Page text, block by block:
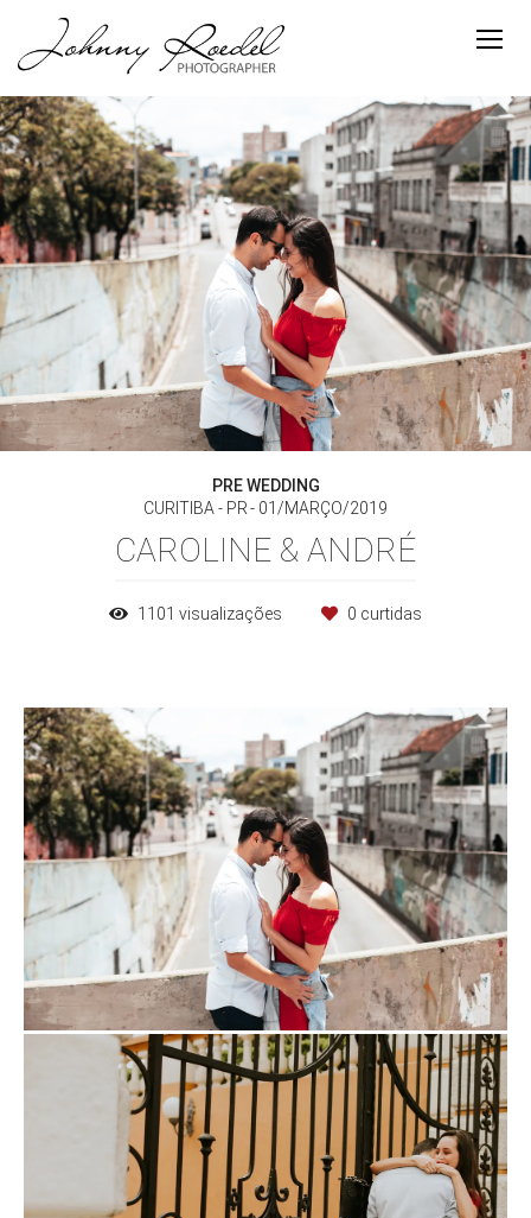
PRE WEDDING
CURITIBA - PR
01/MARÇO/2019
CAROLINE & ANDRÉ
1101 visualizações 0 curtidas